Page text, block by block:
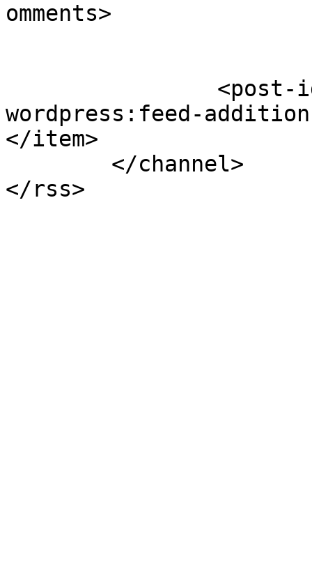
omments>
wordpress:feed-
</item>